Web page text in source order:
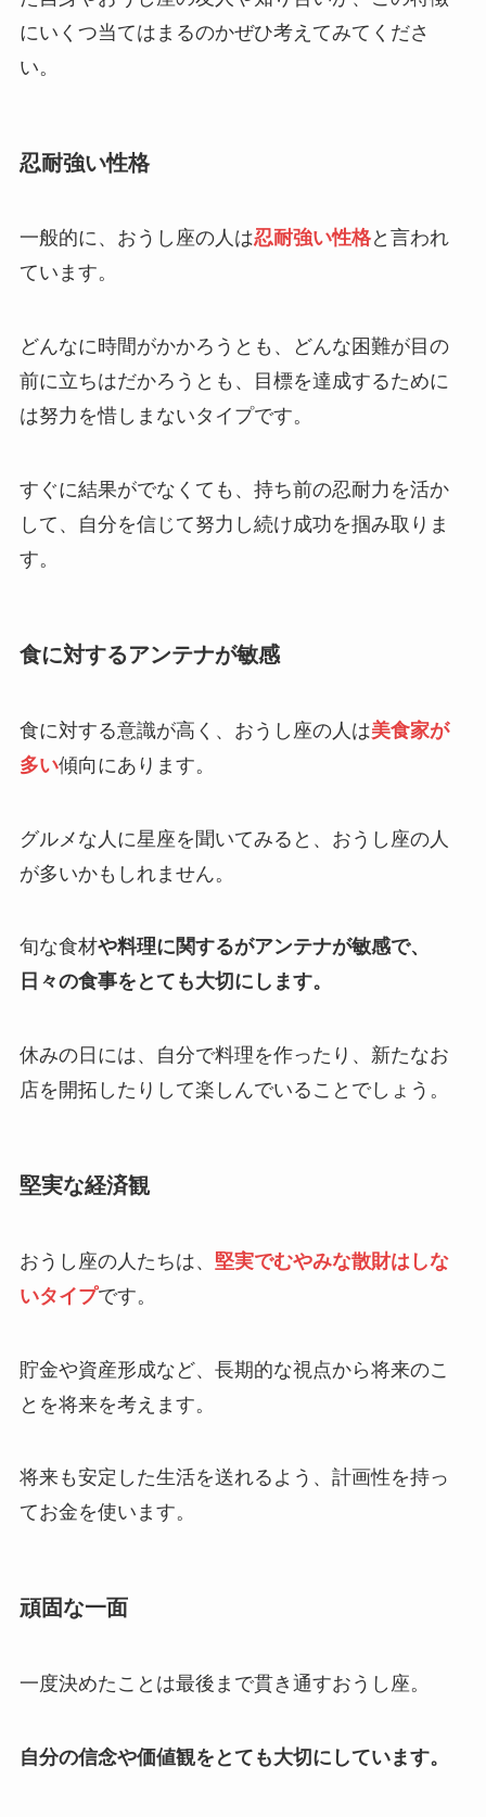
にいくつ当てはまるのかぜひ考えてみてくださ
い。
忍耐強い性格
一般的に、おうし座の人は忍耐強い性格と言われ
ています。
どんなに時間がかかろうとも、どんな困難が目の
前に立ちはだかろうとも、目標を達成するために
は努力を惜しまないタイプです。
すぐに結果がでなくても、持ち前の忍耐力を活か
して、自分を信じて努力し続け成功を掴み取りま
す。
食に対するアンテナが敏感
食に対する意識が高く、おうし座の人は美食家が
多い傾向にあります。
グルメな人に星座を聞いてみると、おうし座の人
が多いかもしれません。
旬な食材や料理に関するがアンテナが敏感で、
日々の食事をとても大切にします。
休みの日には、自分で料理を作ったり、新たなお
店を開拓したりして楽しんでいることでしょう。
堅実な経済観
おうし座の人たちは、 堅実でむやみな散財はしな
いタイプです。
貯金や資産形成など、長期的な視点から将来のこ
とを将来を考えます。
将来も安定した生活を送れるよう、計画性を持っ
てお金を使います。
頑固な一面
一度決めたことは最後まで貫き通すおうし座。
自分の信念や価値観をとても大切にしています。